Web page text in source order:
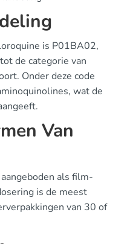
is P01BA02,
de categorie van
Onder deze code
wat de
Van
als film-
is de meest
van 30 of